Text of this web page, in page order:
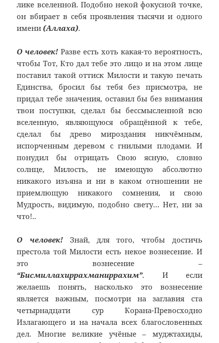
лике вселенной. Подобно некой фокусной точке,
он вбирает в себя проявления тысячи и одного
имени(Аллаха).
О человек! Разве есть хоть какая-то вероятность,
чтобы Тот, Кто дал тебе это лицо и на этом лице
поставил такой оттиск Милости и такую печать
Единства, бросил бы тебя без присмотра, не
придал тебе значения, оставил бы без внимания
твои поступки, сделал бы бессмысленной всю
вселенную, являющуюся обращённой к тебе,
сделал бы древо мироздания никчёмным,
испорченным деревом с гнилыми плодами. И
понудил бы отрицать Свою ясную, словно
солнце, Милость, не имеющую абсолютно
никакого изъяна и ни в каком отношении не
приемлющую никакого сомнения, и свою
Мудрость, видимую, подобно свету… Нет, ни за
что!..
О человек!Знай, для того, чтобы достичь
престола той Милости есть некое вознесение. И
это вознесение –
“Бисмиллахиррахманиррахим”. И если
желаешь понять, насколько это вознесение
является важным, посмотри на заглавия ста
четырнадцати сур Корана-Превосходно
Излагающего и на начала всех благословенных
дел. Многие великие учёные – муджтахиды,